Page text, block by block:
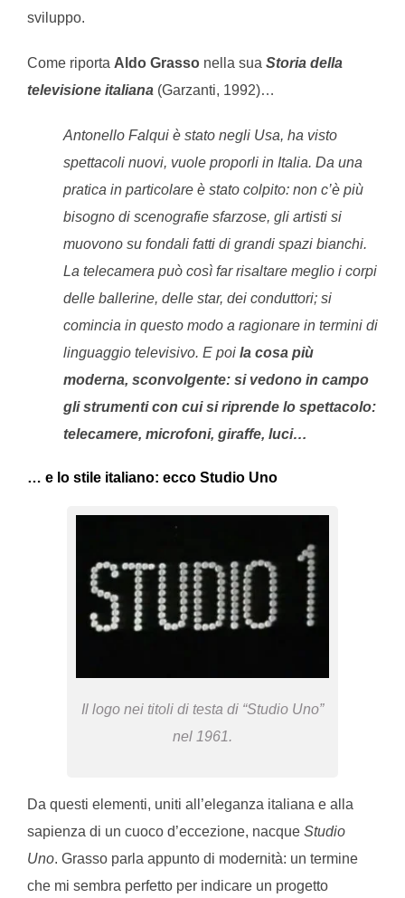
sviluppo.
Come riporta Aldo Grasso nella sua Storia della
televisione italiana (Garzanti, 1992)…
Antonello Falqui è stato negli Usa, ha visto
spettacoli nuovi, vuole proporli in Italia. Da una
pratica in particolare è stato colpito: non c’è più
bisogno di scenografie sfarzose, gli artisti si
muovono su fondali fatti di grandi spazi bianchi.
La telecamera può così far risaltare meglio i corpi
delle ballerine, delle star, dei conduttori; si
comincia in questo modo a ragionare in termini di
linguaggio televisivo. E poi la cosa più
moderna, sconvolgente: si vedono in campo
gli strumenti con cui si riprende lo spettacolo:
telecamere, microfoni, giraffe, luci…
… e lo stile italiano: ecco Studio Uno
Il logo nei titoli di testa di “Studio Uno”
nel 1961.
Da questi elementi, uniti all’eleganza italiana e alla
sapienza di un cuoco d’eccezione, nacque Studio
Uno. Grasso parla appunto di modernità: un termine
che mi sembra perfetto per indicare un progetto